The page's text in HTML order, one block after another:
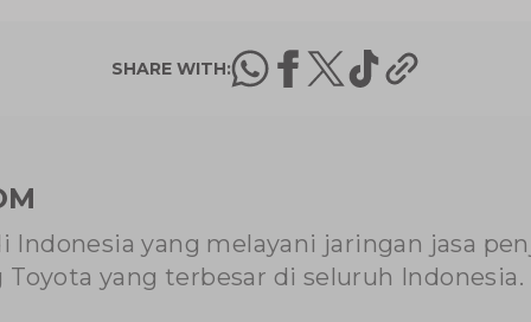
SHARE WITH:
Indonesia yang melayani jaringan jasa
yang terbesar di seluruh Indonesia.